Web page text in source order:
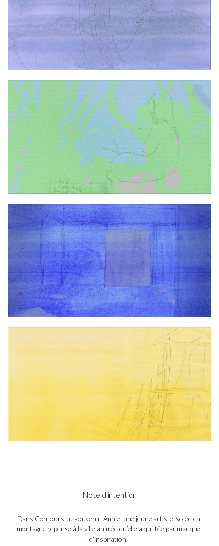
Note d'intention
Dans Contours du souvenir, Annie, une jeune artiste isolée en
montagne repense à la ville animée qu’elle a quittée par manque
d’inspiration.